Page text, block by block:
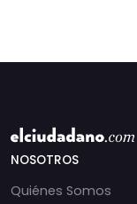
NOSOTROS
Quiénes Somos